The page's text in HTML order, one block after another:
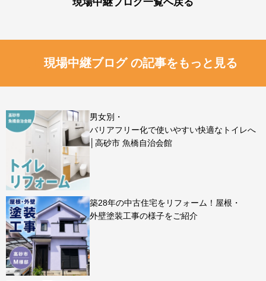
現場中継ブログ一覧へ戻る
現場中継ブログ の記事をもっと見る
男女別・
バリアフリー化で使いやすい快適なトイレへ
│高砂市 魚橋自治会館
築28年の中古住宅をリフォーム！屋根・
外壁塗装工事の様子をご紹介